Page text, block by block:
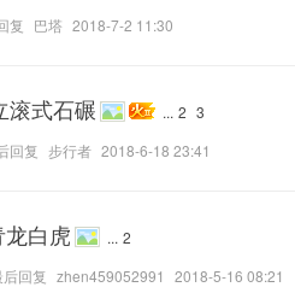
复 巴塔 2018-7-2 11:30
滚式石碾 ... 2 3
回复 步行者 2018-6-18 23:41
龙白虎 ... 2
后回复 zhen459052991 2018-5-16 08:21